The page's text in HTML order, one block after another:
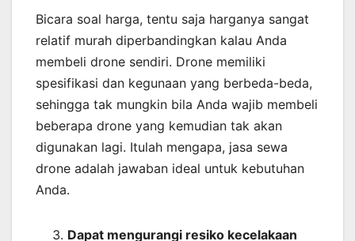
Bicara soal harga, tentu saja harganya sangat
relatif murah diperbandingkan kalau Anda
membeli drone sendiri. Drone memiliki
spesifikasi dan kegunaan yang berbeda-beda,
sehingga tak mungkin bila Anda wajib membeli
beberapa drone yang kemudian tak akan
digunakan lagi. Itulah mengapa, jasa sewa
drone adalah jawaban ideal untuk kebutuhan
Anda.
Dapat mengurangi resiko kecelakaan